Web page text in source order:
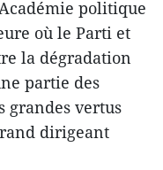
politique
où le Parti et
la dégradation
partie des
grandes vertus
dirigeant